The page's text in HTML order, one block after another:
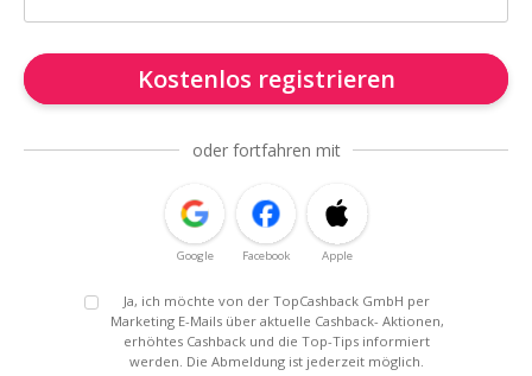
Kostenlos registrieren
oder fortfahren mit
Google Facebook Apple
Ja, ich möchte von der TopCashback GmbH per
Marketing E-Mails über aktuelle Cashback- Aktionen,
erhöhtes Cashback und die Top-Tips informiert
werden. Die Abmeldung ist jederzeit möglich.